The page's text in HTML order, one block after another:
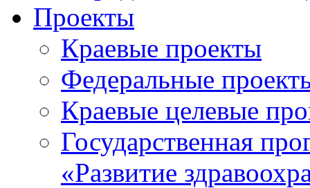
Проекты
Краевые проекты
Федеральные
Краевые целевые
Государственная
«Развитие